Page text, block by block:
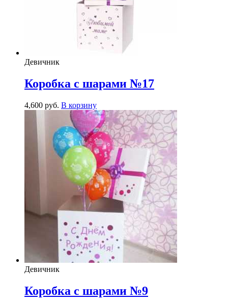
Девичник
Коробка с шарами №17
4,600 руб. В корзину
Девичник
Коробка с шарами №9